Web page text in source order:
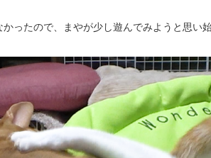
ったので、まやが少し遊んでみようと思い